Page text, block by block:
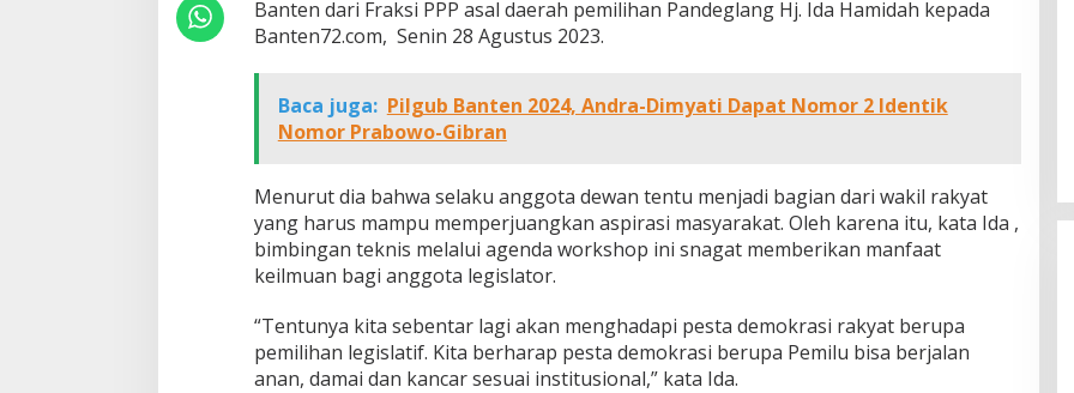
Banten dari Fraksi PPP asal daerah pemilihan Pandeglang Hj. Ida Hamidah kepada
Banten72.com, Senin 28 Agustus 2023.
Baca juga: Pilgub Banten 2024, Andra-Dimyati Dapat Nomor 2 Identik
Nomor Prabowo-Gibran
Menurut dia bahwa selaku anggota dewan tentu menjadi bagian dari wakil rakyat
yang harus mampu memperjuangkan aspirasi masyarakat. Oleh karena itu, kata Ida ,
bimbingan teknis melalui agenda workshop ini snagat memberikan manfaat
keilmuan bagi anggota legislator.
“Tentunya kita sebentar lagi akan menghadapi pesta demokrasi rakyat berupa
pemilihan legislatif. Kita berharap pesta demokrasi berupa Pemilu bisa berjalan
anan, damai dan kancar sesuai institusional,” kata Ida.
B50 Diperluas Bertahap,
Pemerintah Siapkan Transisi
Nasional hingga Oktober
Pemerintah Siapkan PFII sebagai